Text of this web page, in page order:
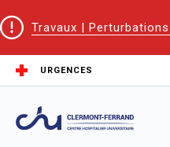
Travaux |
URGENCES
Accueil
Odontologie | Centre de soins